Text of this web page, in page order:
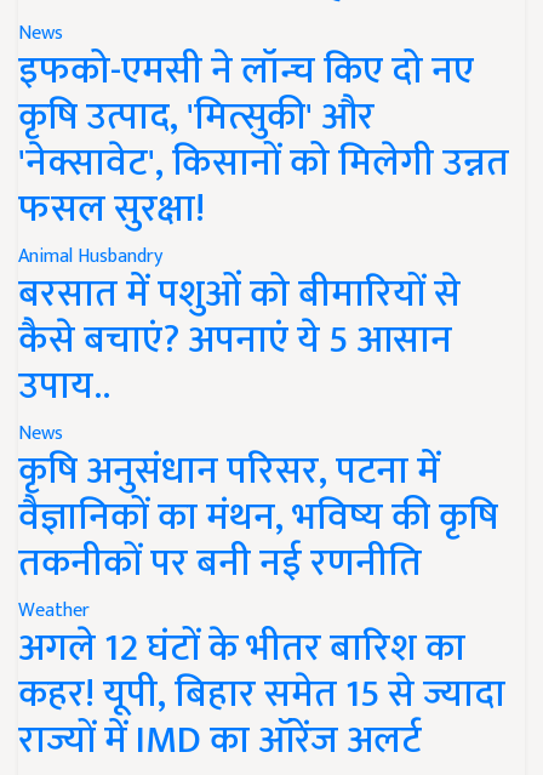
News
इफको-एमसी ने लॉन्च किए दो नए
कृषि उत्पाद, 'मित्सुकी' और
'नेक्सावेट', किसानों को मिलेगी उन्नत
फसल सुरक्षा!
Animal Husbandry
बरसात में पशुओं को बीमारियों से
कैसे बचाएं? अपनाएं ये 5 आसान
उपाय..
News
कृषि अनुसंधान परिसर, पटना में
वैज्ञानिकों का मंथन, भविष्य की कृषि
तकनीकों पर बनी नई रणनीति
Weather
अगले 12 घंटों के भीतर बारिश का
कहर! यूपी, बिहार समेत 15 से ज्यादा
राज्यों में IMD का ऑरेंज अलर्ट